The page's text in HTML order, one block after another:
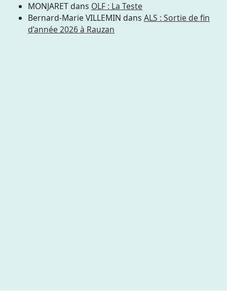
MONJARETdans OLF : La Teste
Bernard-Marie VILLEMIN dans ALS : Sortie de fin
d’année 2026 à Rauzan